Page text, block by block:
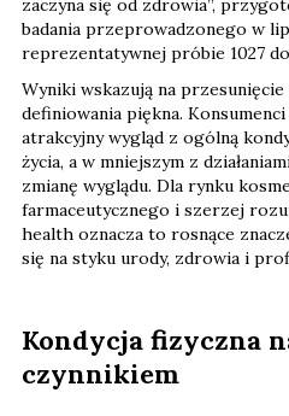
zaczyna się od zdrowia”,
badania przeprowadzonego w
reprezentatywnej próbie 1027
Wyniki wskazują na
definiowania piękna.
atrakcyjny wygląd z ogólną
życia, a w mniejszym z
zmianę wyglądu. Dla rynku
farmaceutycznego i szerzej
health oznacza to rosnące
się na styku urody, zdrowia i
Kondycja fizyczna
czynnikiem